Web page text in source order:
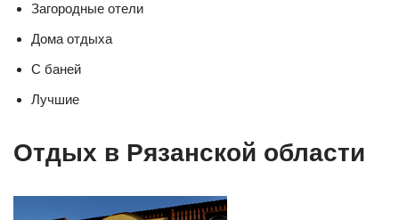
Загородные отели
Дома отдыха
С баней
Лучшие
Отдых в Рязанской области